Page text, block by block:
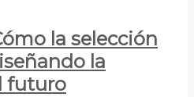
la selección
la
futuro